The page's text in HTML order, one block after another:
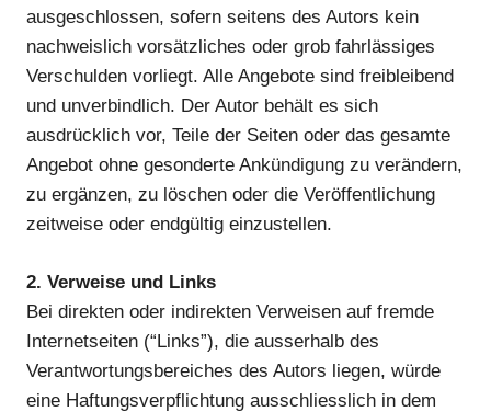
ausgeschlossen, sofern seitens des Autors kein
nachweislich vorsätzliches oder grob fahrlässiges
Verschulden vorliegt. Alle Angebote sind freibleibend
und unverbindlich. Der Autor behält es sich
ausdrücklich vor, Teile der Seiten oder das gesamte
Angebot ohne gesonderte Ankündigung zu verändern,
zu ergänzen, zu löschen oder die Veröffentlichung
zeitweise oder endgültig einzustellen.
2. Verweise und Links
Bei direkten oder indirekten Verweisen auf fremde
Internetseiten (“Links”), die ausserhalb des
Verantwortungsbereiches des Autors liegen, würde
eine Haftungsverpflichtung ausschliesslich in dem